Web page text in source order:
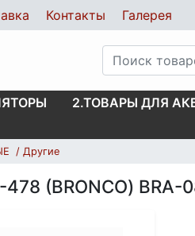
Контакты Галерея
2.ТОВАРЫ ДЛЯ
Другие
(BRONCO) BRA-